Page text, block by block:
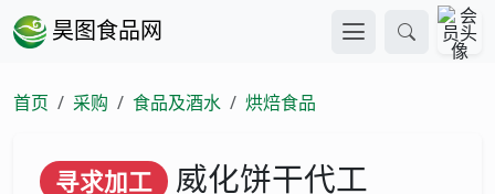
昊图食品网
首页 采购 食品及酒水 烘焙食品
寻求加工 威化饼干代工